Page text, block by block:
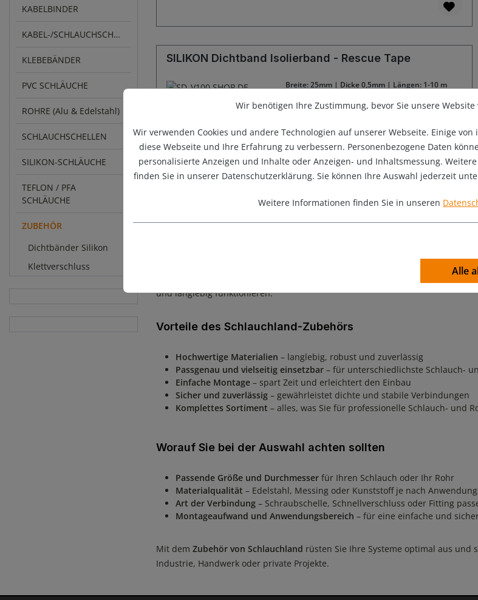
KABELBINDER
KABEL-/SCHLAUCHSCHUTZ
KLEBEBÄNDER
PVC SCHLÄUCHE
ROHRE (Alu & Edelstahl)
SCHLAUCHSCHELLEN
SILIKON-SCHLÄUCHE
TEFLON / PFA
SCHLÄUCHE
ZUBEHÖR
Dichtbänder Silikon
Klettverschluss
SILIKON Dichtband Isolierband - Rescue Tape
Breite: 25mm | Dicke 0,5mm | Längen: 1-10 m
Hochleistungs-Silikonband - Rescue Tape. Klebt
überlappendes Umwickeln an sich selbst.
Ermöglicht superdichte Verbindungen bis 200°C!
Gleicht Grössenunterschiede aus
Regulärer Preis:
ab 7,90 €
bietet eine umfangreiche Auswahl an
und langlebig funktionieren.
Vorteile des Schlauchland-Zubehörs
Hochwertige Materialien – langlebig, robust und zuverlässig
Passgenau und vielseitig einsetzbar– für unterschiedlichste Schlauch-
Einfache Montage– spart Zeit und erleichtert den Einbau
Sicher und zuverlässig– gewährleistet dichte und stabile Verbindungen
Komplettes Sortiment – alles, was Sie für professionelle Schlauch- und
Worauf Sie bei der Auswahl achten sollten
Passende Größe und Durchmesserfür Ihren Schlauch oder Ihr Rohr
Materialqualität – Edelstahl, Messing oder Kunststoff je nach
Art der Verbindung– Schraubschelle, Schnellverschluss oder Fitting
Montageaufwand und Anwendungsbereich – für eine einfache und
Mit dem Zubehör von Schlauchland rüsten Sie Ihre Systeme optimal aus und
Industrie, Handwerk oder private Projekte.
Wir benötigen Ihre Zustimmung, bevor Sie unsere
Wir verwenden Cookies und andere Technologien auf unserer Webseite. Einige
diese Webseite und Ihre Erfahrung zu verbessern. Personenbezogene Daten
personalisierte Anzeigen und Inhalte oder Anzeigen- und Inhaltsmessung.
finden Sie in unserer Datenschutzerklärung. Sie können Ihre Auswahl jederzeit
Weitere Informationen finden Sie in unseren
Alle